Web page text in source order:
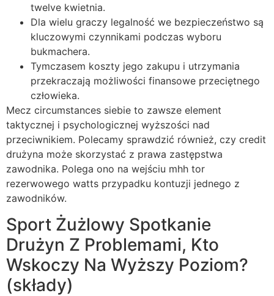
twelve kwietnia.
Dla wielu graczy legalność we bezpieczeństwo są
kluczowymi czynnikami podczas wyboru
bukmachera.
Tymczasem koszty jego zakupu i utrzymania
przekraczają możliwości finansowe przeciętnego
człowieka.
Mecz circumstances siebie to zawsze element
taktycznej i psychologicznej wyższości nad
przeciwnikiem. Polecamy sprawdzić również, czy credit
drużyna może skorzystać z prawa zastępstwa
zawodnika. Polega ono na wejściu mhh tor
rezerwowego watts przypadku kontuzji jednego z
zawodników.
Sport Żużlowy Spotkanie
Drużyn Z Problemami, Kto
Wskoczy Na Wyższy Poziom?
(składy)